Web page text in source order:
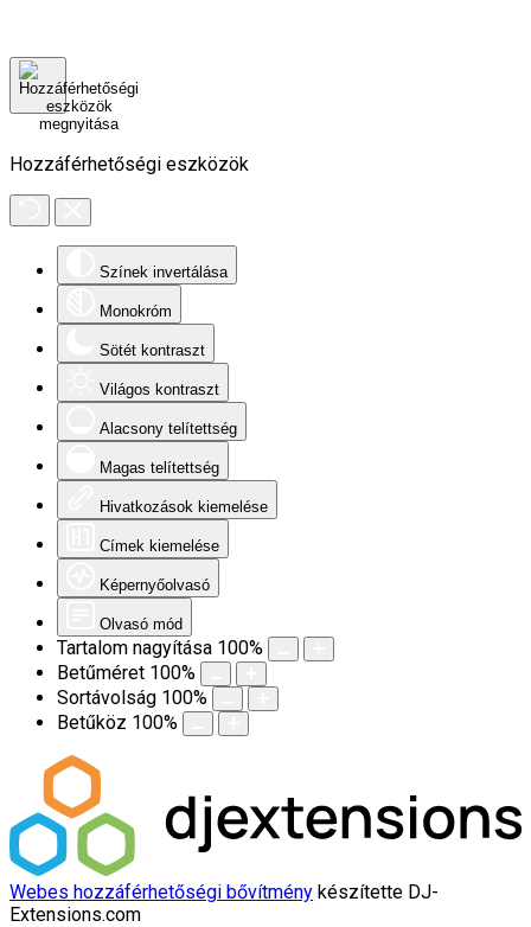
Hozzáférhetőségi eszközök
Színek invertálása
Monokróm
Sötét kontraszt
Világos kontraszt
Alacsony telítettség
Magas telítettség
Hivatkozások kiemelése
Címek kiemelése
Képernyőolvasó
Olvasó mód
Tartalom nagyítása 100%
Betűméret 100%
Sortávolság 100%
Betűköz 100%
Webes hozzáférhetőségi bővítmény készítette DJ-
Extensions.com